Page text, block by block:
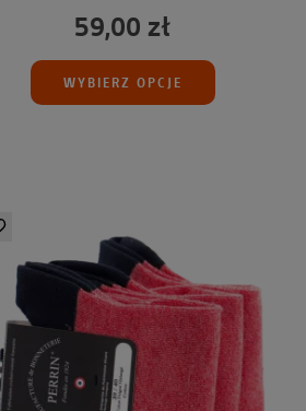
59,00 zł
WYBIERZ OPCJE